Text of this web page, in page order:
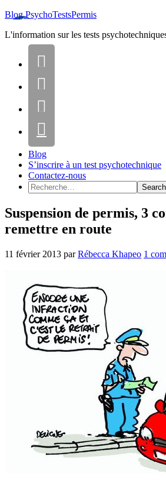
Blog PsychoTestsPermis
L'information sur les tests




Blog
S’inscrire à un test psychotechnique
Contactez-nous
Suspension de permis, 3
remettre en route
11 février 2013 parRébecca Khapeo 1